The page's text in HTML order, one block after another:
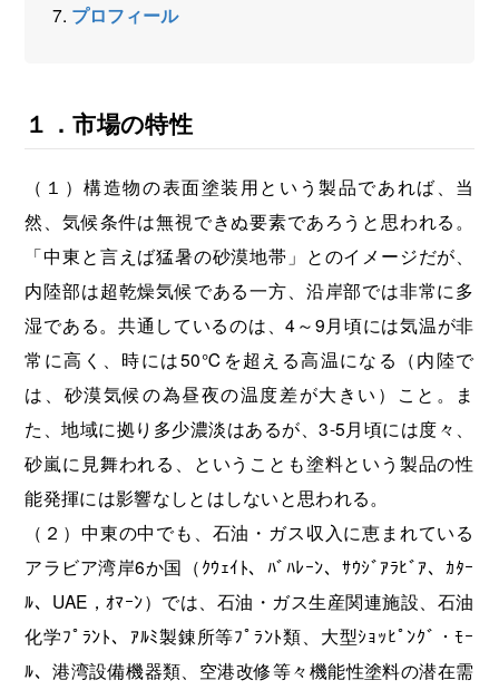
プロフィール
１．市場の特性
（１）構造物の表面塗装用という製品であれば、当
然、気候条件は無視できぬ要素であろうと思われる。
「中東と言えば猛暑の砂漠地帯」とのイメージだが、
内陸部は超乾燥気候である一方、沿岸部では非常に多
湿である。共通しているのは、4～9月頃には気温が非
常に高く、時には50℃を超える高温になる（内陸で
は、砂漠気候の為昼夜の温度差が大きい）こと。ま
た、地域に拠り多少濃淡はあるが、3-5月頃には度々、
砂嵐に見舞われる、ということも塗料という製品の性
能発揮には影響なしとはしないと思われる。
（２）中東の中でも、石油・ガス収入に恵まれている
アラビア湾岸6か国（ｸｳｪｲﾄ、ﾊﾞﾊﾚｰﾝ、ｻｳｼﾞｱﾗﾋﾞｱ、ｶﾀｰ
ﾙ、UAE，ｵﾏｰﾝ）では、石油・ガス生産関連施設、石油
化学ﾌﾟﾗﾝﾄ、ｱﾙﾐ製錬所等ﾌﾟﾗﾝﾄ類、大型ｼｮｯﾋﾟﾝｸﾞ・ﾓｰ
ﾙ、港湾設備機器類、空港改修等々機能性塗料の潜在需